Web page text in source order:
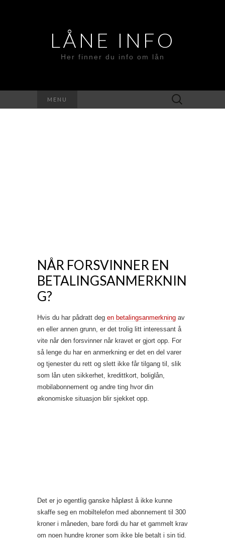
LÅNE INFO
Her finner du info om lån
MENU
Search
for:
NÅR FORSVINNER EN
BETALINGSANMERKNIN
G?
Hvis du har pådratt deg en betalingsanmerkning av
en eller annen grunn, er det trolig litt interessant å
vite når den forsvinner når kravet er gjort opp. For
så lenge du har en anmerkning er det en del varer
og tjenester du rett og slett ikke får tilgang til, slik
som lån uten sikkerhet, kredittkort, boliglån,
mobilabonnement og andre ting hvor din
økonomiske situasjon blir sjekket opp.
Det er jo egentlig ganske håpløst å ikke kunne
skaffe seg en mobiltelefon med abonnement til 300
kroner i måneden, bare fordi du har et gammelt krav
om noen hundre kroner som ikke ble betalt i sin tid.